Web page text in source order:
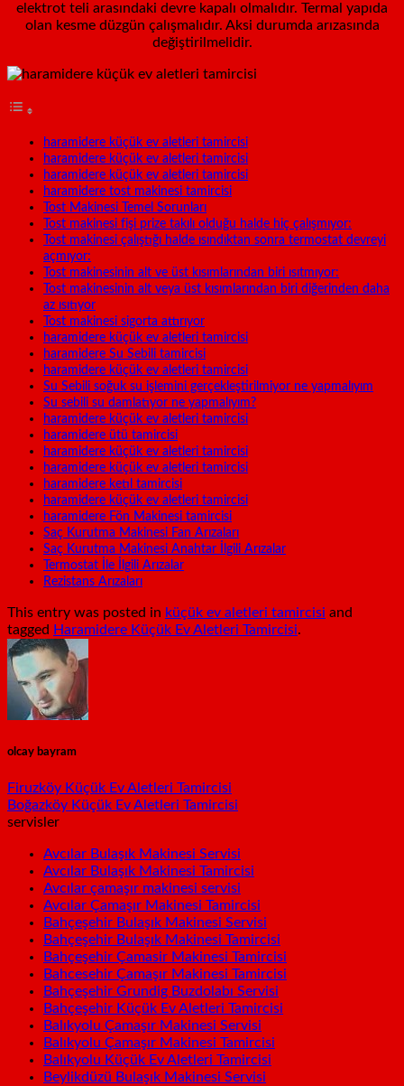
elektrot teli arasındaki devre kapalı olmalıdır. Termal yapıda
olan kesme düzgün çalışmalıdır. Aksi durumda arızasında
değiştirilmelidir.
haramidere küçük ev aletleri tamircisi
haramidere küçük ev aletleri tamircisi
haramidere küçük ev aletleri tamircisi
haramidere tost makinesi tamircisi
Tost Makinesi Temel Sorunları
Tost makinesi fişi prize takılı olduğu halde hiç çalışmıyor:
Tost makinesi çalıştığı halde ısındıktan sonra termostat devreyi
açmıyor:
Tost makinesinin alt ve üst kısımlarından biri ısıtmıyor:
Tost makinesinin alt veya üst kısımlarından biri diğerinden daha
az ısıtıyor
Tost makinesi sigorta attırıyor
haramidere küçük ev aletleri tamircisi
haramidere Su Sebili tamircisi
haramidere küçük ev aletleri tamircisi
Su Sebili soğuk su işlemini gerçekleştirilmiyor ne yapmalıyım
Su sebili su damlatıyor ne yapmalıyım?
haramidere küçük ev aletleri tamircisi
haramidere ütü tamircisi
haramidere küçük ev aletleri tamircisi
haramidere küçük ev aletleri tamircisi
haramidere ketıl tamircisi
haramidere küçük ev aletleri tamircisi
haramidere Fön Makinesi tamircisi
Saç Kurutma Makinesi Fan Arızaları
Saç Kurutma Makinesi Anahtar İlgili Arızalar
Termostat İle İlgili Arızalar
Rezistans Arızaları
This entry was posted in küçük ev aletleri tamircisi and
tagged Haramidere Küçük Ev Aletleri Tamircisi.
olcay bayram
Firuzköy Küçük Ev Aletleri Tamircisi
Boğazköy Küçük Ev Aletleri Tamircisi
servisler
Avcılar Bulaşık Makinesi Servisi
Avcılar Bulaşık Makinesi Tamircisi
Avcılar çamaşır makinesi servisi
Avcılar Çamaşır Makinesi Tamircisi
Bahçeşehir Bulaşık Makinesi Servisi
Bahçeşehir Bulaşık Makinesi Tamircisi
Bahçeşehir Çamasir Makinesi Tamircisi
Bahcesehir Çamaşır Makinesi Tamircisi
Bahçeşehir Grundig Buzdolabı Servisi
Bahçeşehir Küçük Ev Aletleri Tamircisi
Balıkyolu Çamaşır Makinesi Servisi
Balıkyolu Çamaşır Makinesi Tamircisi
Balıkyolu Küçük Ev Aletleri Tamircisi
Beylikdüzü Bulaşık Makinesi Servisi